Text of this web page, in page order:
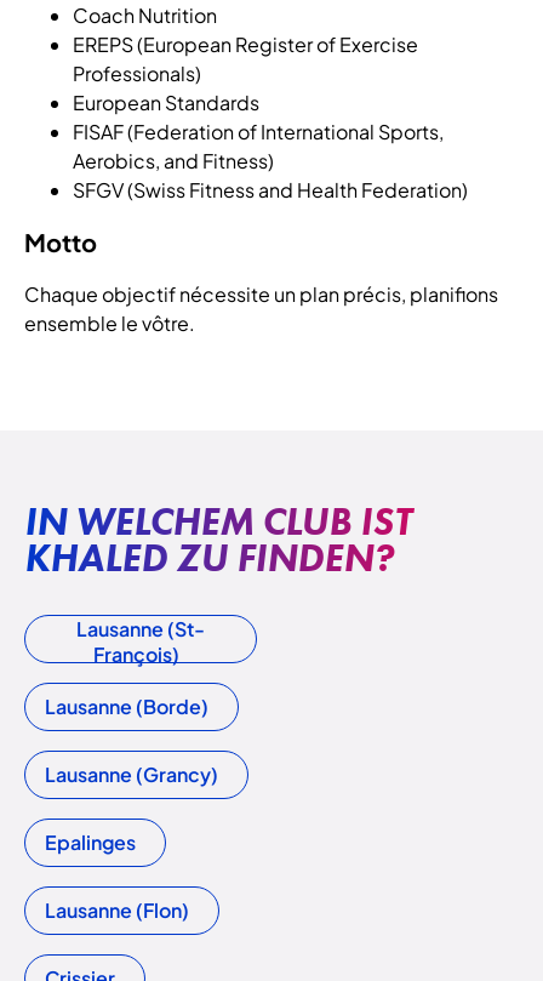
Coach Nutrition
EREPS (European Register of Exercise
Professionals)
European Standards
FISAF (Federation of International Sports,
Aerobics, and Fitness)
SFGV (Swiss Fitness and Health Federation)
Motto
Chaque objectif nécessite un plan précis, planifions
ensemble le vôtre.
IN WELCHEM CLUB IST
KHALED ZU FINDEN?
Lausanne (St-
François)
Lausanne (Borde)
Lausanne (Grancy)
Epalinges
Lausanne (Flon)